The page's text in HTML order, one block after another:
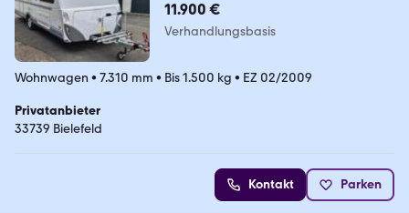
11.900 €
Verhandlungsbasis
Wohnwagen • 7.310 mm • Bis 1.500 kg • EZ 02/2009
Privatanbieter
33739 Bielefeld
Kontakt Parken